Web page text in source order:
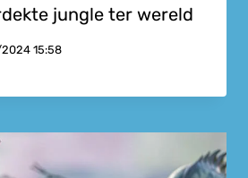
jungle ter wereld
15:58